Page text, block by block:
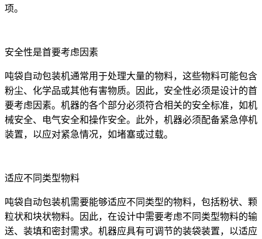
项。
安全性是首要考虑因素
吨袋自动包装机通常用于处理大量的物料，这些物料可能包含
粉尘、化学品或其他有害物质。因此，安全性必须是设计的首
要考虑因素。机器的各个部分必须符合相关的安全标准，如机
械安全、电气安全和操作安全。此外，机器必须配备紧急停机
装置，以应对紧急情况，如堵塞或过载。
适应不同类型物料
吨袋自动包装机需要能够适应不同类型的物料，包括粉状、颗
粒状和块状物料。因此，在设计中需要考虑不同类型物料的输
送、装填和密封需求。机器应具有可调节的装袋装置，以适应